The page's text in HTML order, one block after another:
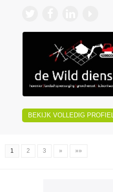
BEKIJK VOLLEDIG PROFIEL
1 2 3 » »»